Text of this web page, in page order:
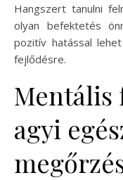
Hangszert tanulni
olyan befektetés
pozitív hatással
fejlődésre.
Mentális
agyi